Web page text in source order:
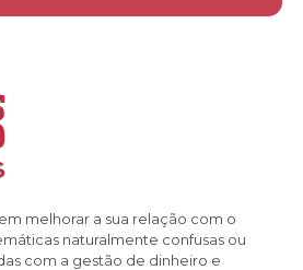
melhorar a sua relação com o
naturalmente confusas ou
com a gestão de dinheiro e